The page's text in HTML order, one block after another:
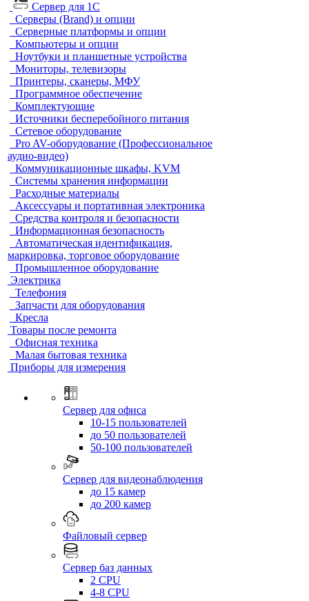
Сервер для 1С
Серверы (Brand) и опции
Серверные платформы и опции
Компьютеры и опции
Ноутбуки и планшетные устройства
Мониторы, телевизоры
Принтеры, сканеры, МФУ
Программное обеспечение
Комплектующие
Источники бесперебойного питания
Сетевое оборудование
Pro AV-оборудование (Профессиональное
аудио-видео)
Коммуникационные шкафы, KVM
Системы хранения информации
Расходные материалы
Аксессуары и портативная электроника
Средства контроля и безопасности
Информационная безопасность
Автоматическая идентификация,
маркировка, торговое оборудование
Промышленное оборудование
Электрика
Телефония
Запчасти для оборудования
Кресла
Товары после ремонта
Офисная техника
Малая бытовая техника
Приборы для измерения
Сервер для офиса
10-15 пользователей
до 50 пользователей
50-100 пользователей
Сервер для видеонаблюдения
до 15 камер
до 200 камер
Файловый сервер
Сервер баз данных
2 CPU
4-8 CPU